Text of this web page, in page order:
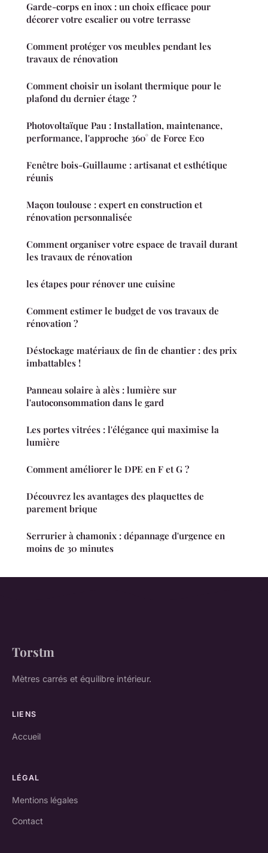
Garde-corps en inox : un choix efficace pour
décorer votre escalier ou votre terrasse
Comment protéger vos meubles pendant les
travaux de rénovation
Comment choisir un isolant thermique pour le
plafond du dernier étage ?
Photovoltaïque Pau : Installation, maintenance,
performance, l'approche 360° de Force Eco
Fenêtre bois-Guillaume : artisanat et esthétique
réunis
Maçon toulouse : expert en construction et
rénovation personnalisée
Comment organiser votre espace de travail durant
les travaux de rénovation
les étapes pour rénover une cuisine
Comment estimer le budget de vos travaux de
rénovation ?
Déstockage matériaux de fin de chantier : des prix
imbattables !
Panneau solaire à alès : lumière sur
l'autoconsommation dans le gard
Les portes vitrées : l'élégance qui maximise la
lumière
Comment améliorer le DPE en F et G ?
Découvrez les avantages des plaquettes de
parement brique
Serrurier à chamonix : dépannage d'urgence en
moins de 30 minutes
Torstm
Mètres carrés et équilibre intérieur.
LIENS
Accueil
LÉGAL
Mentions légales
Contact